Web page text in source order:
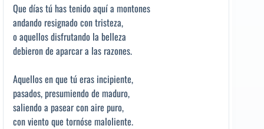
Que días tú has tenido aquí a montones
andando resignado con tristeza,
o aquellos disfrutando la belleza
debieron de aparcar a las razones.
Aquellos en que tú eras incipiente,
pasados, presumiendo de maduro,
saliendo a pasear con aire puro,
con viento que tornóse maloliente.